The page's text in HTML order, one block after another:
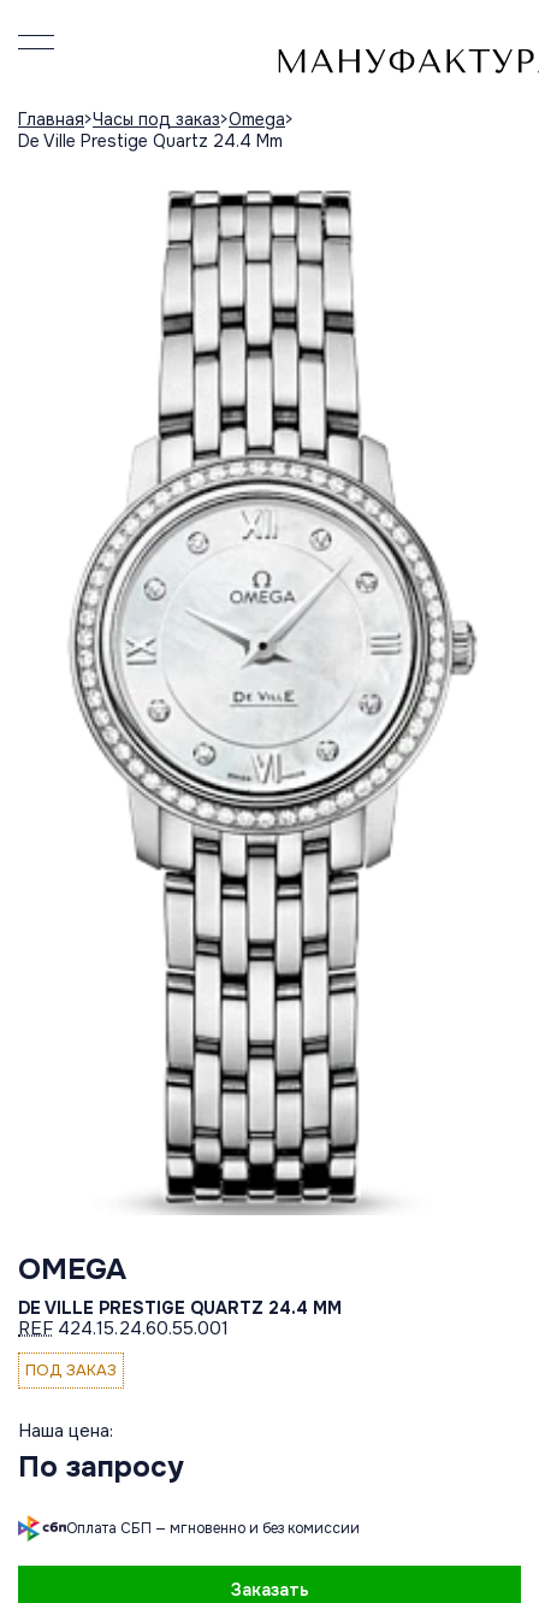
Главная Часы под заказ Omega
De Ville Prestige Quartz 24.4 Mm
OMEGA
DE VILLE PRESTIGE QUARTZ 24.4 MM
REF 424.15.24.60.55.001
ПОД ЗАКАЗ
Наша цена:
По запросу
Оплата СБП — мгновенно и без комиссии
Заказать